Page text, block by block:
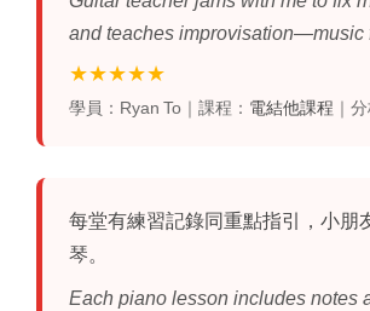
and teaches improvisation—music
★★★★★
學員：Ryan To｜課程： 電結他課程 ｜
每堂有練習記錄同重點指引，小朋
琴。
Each piano lesson includes notes